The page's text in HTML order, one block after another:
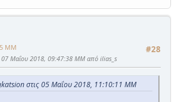
#28
ΜΜ
07 Μαΐου 2018, 09:47:38 ΜΜ από ilias_s
στις 05 Μαΐου 2018, 11:10:11 ΜΜ